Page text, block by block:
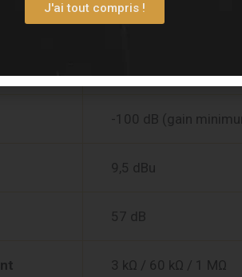
20 Hz – 20 kHz ±0,06
-100 dB (gain
9,5 dBu
57 dB
3 kΩ / 60 kΩ / 1 MΩ
J'ai tout compris !